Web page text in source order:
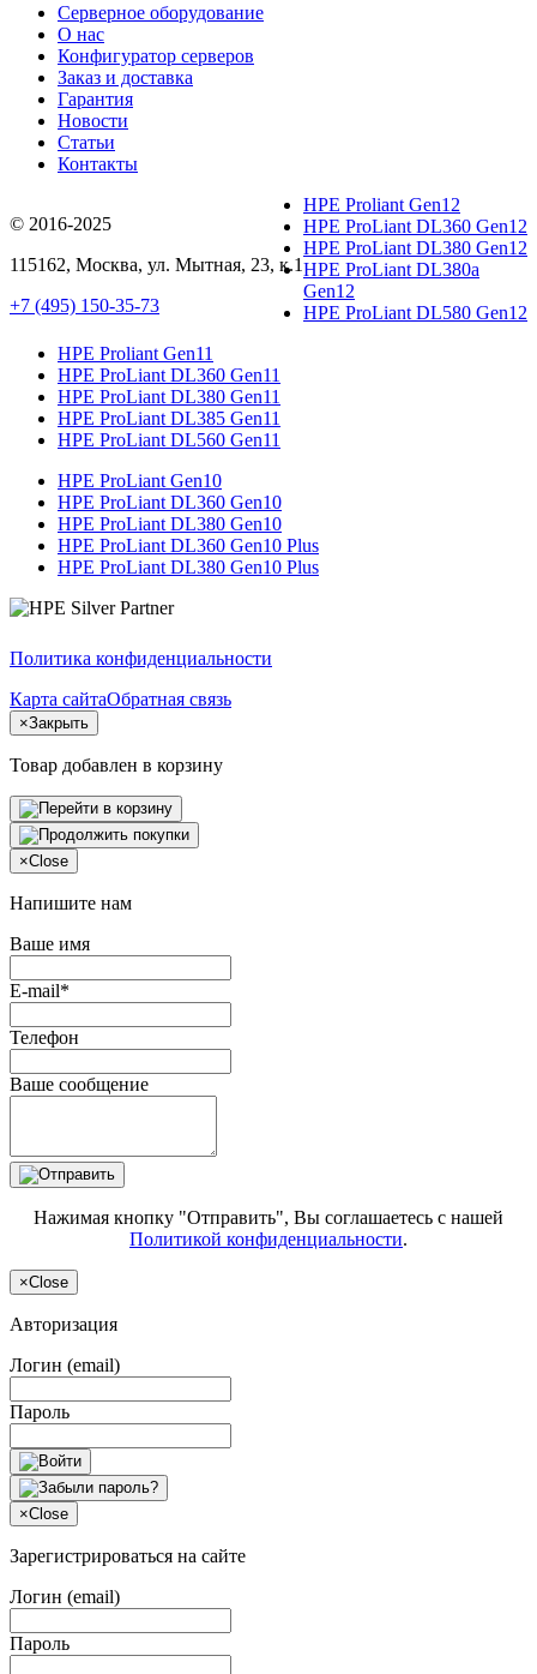
Серверное оборудование
О нас
Конфигуратор серверов
Заказ и доставка
Гарантия
Новости
Статьи
Контакты
© 2016-2025
115162, Москва, ул. Мытная, 23, к.1
+7 (495) 150-35-73
HPE Proliant Gen12
HPE ProLiant DL360 Gen12
HPE ProLiant DL380 Gen12
HPE ProLiant DL380a
Gen12
HPE ProLiant DL580 Gen12
HPE Proliant Gen11
HPE ProLiant DL360 Gen11
HPE ProLiant DL380 Gen11
HPE ProLiant DL385 Gen11
HPE ProLiant DL560 Gen11
HPE ProLiant Gen10
HPE ProLiant DL360 Gen10
HPE ProLiant DL380 Gen10
HPE ProLiant DL360 Gen10 Plus
HPE ProLiant DL380 Gen10 Plus
Политика конфиденциальности
Карта сайтаОбратная связь
×Закрыть
Товар добавлен в корзину
×Close
Напишите нам
Ваше имя
E-mail*
Телефон
Ваше сообщение
Нажимая кнопку "Отправить", Вы соглашаетесь с нашей
Политикой конфиденциальности.
×Close
Авторизация
Логин (email)
Пароль
×Close
Зарегистрироваться на сайте
Логин (email)
Пароль